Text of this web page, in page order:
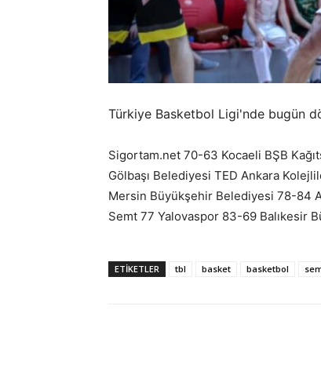
Türkiye Basketbol Ligi'nde bugün
Sigortam.net 70-63 Kocaeli BŞB
Gölbaşı Belediyesi TED Ankara
Mersin Büyükşehir Belediyesi 78-84
Semt 77 Yalovaspor 83-69 Balıkesir
ETIKETLER tbl basket basketbol